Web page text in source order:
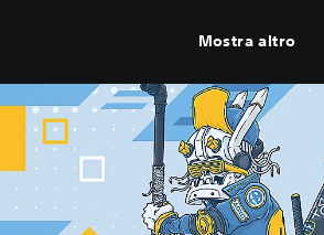
Mostra altro